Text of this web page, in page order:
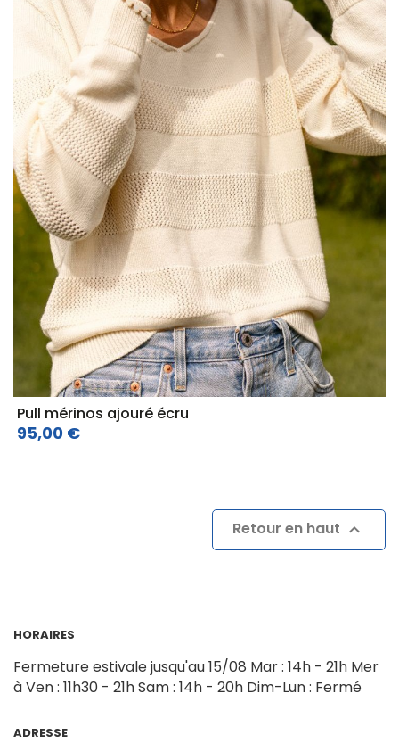
Pull mérinos ajouré écru
95,00 €
Retour en haut 
HORAIRES
Fermeture estivale jusqu'au 15/08 Mar : 14h - 21h Mer
à Ven : 11h30 - 21hSam : 14h - 20h Dim-Lun : Fermé
ADRESSE